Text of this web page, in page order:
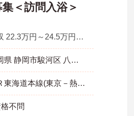
＜訪問入浴＞
月収 22.3万円～24.5万円程度
静岡県 静岡市駿河区 八幡1-2-12
ＪＲ東海道本線(東京－熱海)「静岡駅」徒歩8分
不問